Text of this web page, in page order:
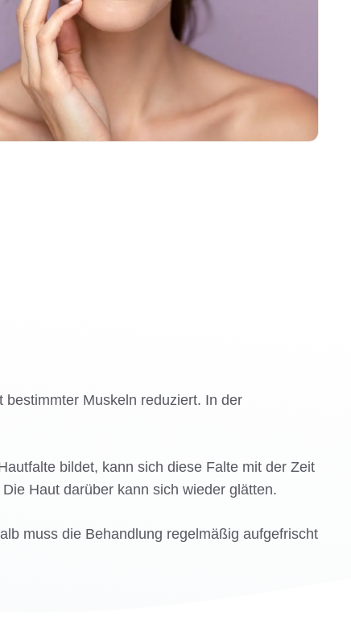
Muskeln reduziert. In der
bildet, kann sich diese Falte mit der Zeit
Haut darüber kann sich wieder glätten.
muss die Behandlung regelmäßig aufgefrischt